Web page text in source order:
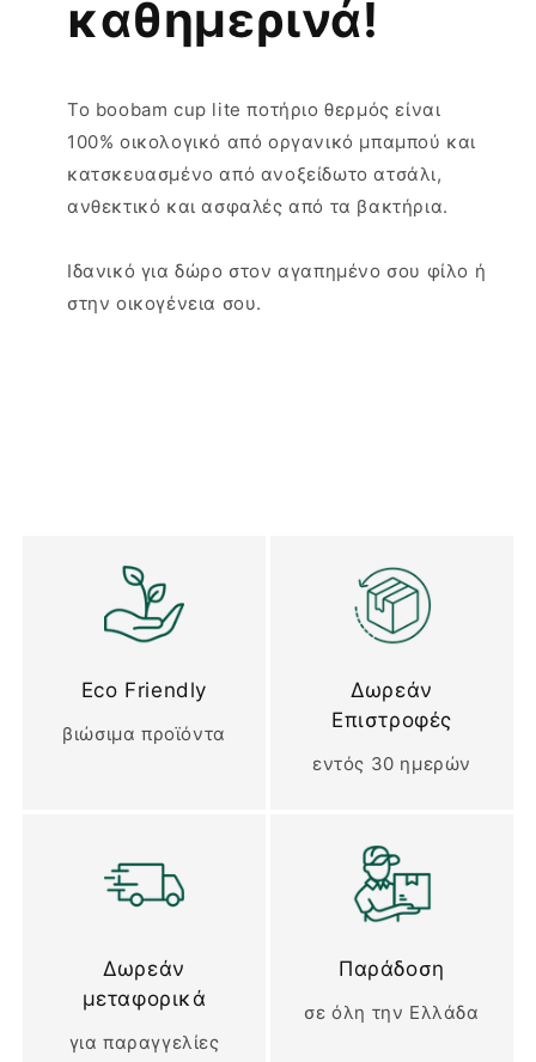
καθημερινά!
To boobam cup lite ποτήριο θερμός είναι
100% οικολογικό από οργανικό μπαμπού και
κατσκευασμένο από ανοξείδωτο ατσάλι,
ανθεκτικό και ασφαλές από τα βακτήρια.
Ιδανικό για δώρο στον αγαπημένο σου φίλο ή
στην οικογένεια σου.
Eco Friendly
βιώσιμα προϊόντα
Δωρεάν
Επιστροφές
εντός 30 ημερών
Δωρεάν
μεταφορικά
για παραγγελίες
Παράδοση
σε όλη την Ελλάδα